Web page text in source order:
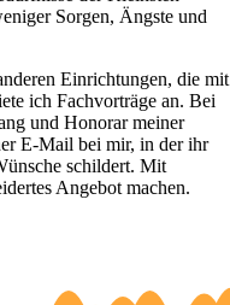
Sorgen, Ängste und
Einrichtungen, die mit
ich Fachvorträge an. Bei
und Honorar meiner
E-Mail bei mir, in der ihr
schildert. Mit
Angebot machen.